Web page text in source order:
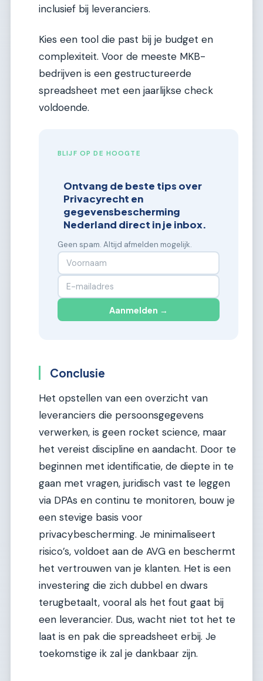
inclusief bij leveranciers.
Kies een tool die past bij je budget en
complexiteit. Voor de meeste MKB-
bedrijven is een gestructureerde
spreadsheet met een jaarlijkse check
voldoende.
BLIJF OP DE HOOGTE
Ontvang de beste tips over
Privacyrecht en
gegevensbescherming
Nederland direct in je inbox.
Geen spam. Altijd afmelden mogelijk.
Aanmelden →
Conclusie
Het opstellen van een overzicht van
leveranciers die persoonsgegevens
verwerken, is geen rocket science, maar
het vereist discipline en aandacht. Door te
beginnen met identificatie, de diepte in te
gaan met vragen, juridisch vast te leggen
via DPAs en continu te monitoren, bouw je
een stevige basis voor
privacybescherming. Je minimaliseert
risico’s, voldoet aan de AVG en beschermt
het vertrouwen van je klanten. Het is een
investering die zich dubbel en dwars
terugbetaalt, vooral als het fout gaat bij
een leverancier. Dus, wacht niet tot het te
laat is en pak die spreadsheet erbij. Je
toekomstige ik zal je dankbaar zijn.